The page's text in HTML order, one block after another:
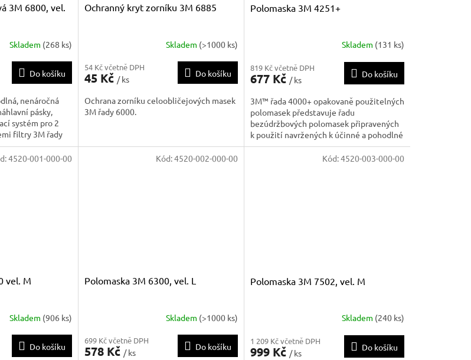
3M 6800, vel.
Skladem (268 ks)
Do košíku
nenáročná
pásky,
systém pro 2
filtry 3M řady
filtrů řady 6000,
zorník odolným
Ochranný kryt zorníku 3M 6885
Skladem (>1000 ks)
54 Kč včetně DPH
45 Kč / ks
Do košíku
Ochrana zorníku celoobličejových masek
3M řady 6000.
Polomaska 3M 4251+
Skladem (131 ks)
819 Kč včetně DPH
677 Kč / ks
Do košíku
3M™ řada 4000+ opakovaně použitelných
polomasek představuje řadu
bezúdržbových polomasek připravených
k použití navržených k účinné a pohodlné
ochraně proti mnoha plynům, výparům a
kombinaci nebezpečných částic.
vel. M
Skladem (906 ks)
Do košíku
4520-001-000-00
Polomaska 3M 6300, vel. L
Skladem (>1000 ks)
699 Kč včetně DPH
578 Kč / ks
Do košíku
Kód:4520-002-000-00
Polomaska 3M 7502, vel. M
Skladem (240 ks)
1 209 Kč včetně DPH
999 Kč / ks
Do košíku
Kód:4520-003-000-00